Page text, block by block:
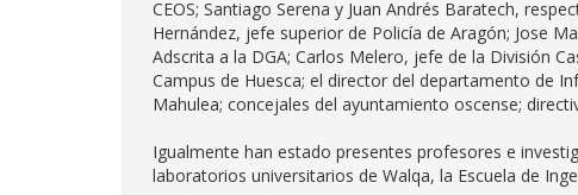
CEOS; Santiago Serena y Juan Andrés Baratech,
Hernández, jefe superior de Policía de Aragón; Jose
Adscrita a la DGA; Carlos Melero, jefe de la División
Campus de Huesca; el director del departamento de
Mahulea; concejales del ayuntamiento oscense;
Igualmente han estado presentes profesores e
laboratorios universitarios de Walqa, la Escuela de